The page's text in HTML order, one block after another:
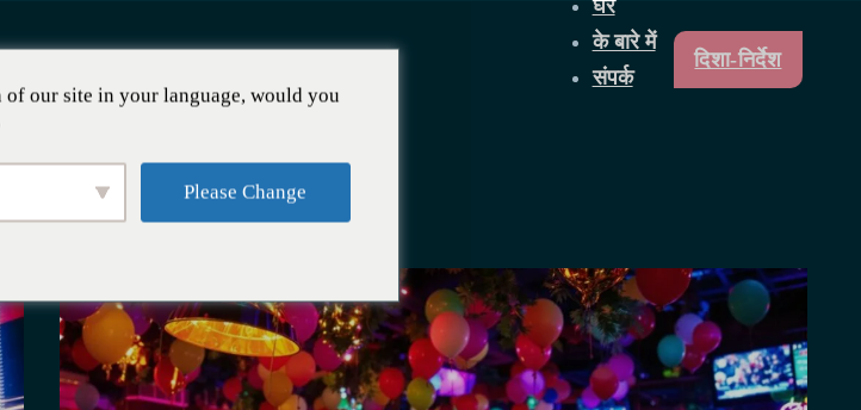
घर
के बारे में
संपर्क
दिशा-निर्देश
our site in your language, would you
Please Change